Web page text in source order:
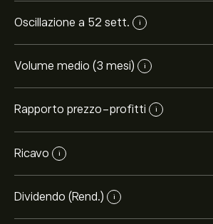
Oscillazione a 52 sett. i
Volume medio (3 mesi) i
Rapporto prezzo-profitti i
Ricavo i
Dividendo (Rend.) i